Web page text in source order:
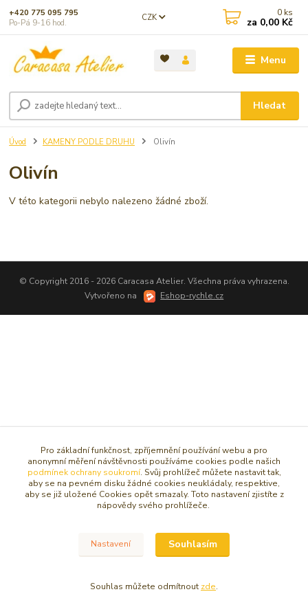
Menu
CZK
Hledat
+420 775 095 795
Po-Pá 9-16 hod.
0 ks
za 0,00 Kč
Úvod KAMENY PODLE DRUHU Olivín
Olivín
V této kategorii nebylo nalezeno žádné zboží.
© Copyright 2016 - 2026 Caracasa Atelier. Všechna práva vyhrazena.
Vytvořeno na
Eshop-rychle.cz
Pro základní funkčnost, zpříjemnění používání webu a pro
anonymní měření návštěvnosti používáme cookies podle našich
podmínek ochrany soukromí. Svůj prohlížeč můžete nastavit tak,
aby se na pevném disku žádné cookies neukládaly, respektive,
aby se již uložené Cookies opět smazaly. Toto nastavení zjistíte z
nápovědy svého prohlížeče.
Nastavení Souhlasím
Souhlas můžete odmítnout zde.